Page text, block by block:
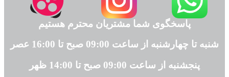
پاسخگوی شما مشتریان محترم هستیم
شنبه تا چهارشنبه از ساعت 09:00 صبح تا 16:00 عصر
پنجشنبه از ساعت 09:00 صبح تا 14:00 ظهر